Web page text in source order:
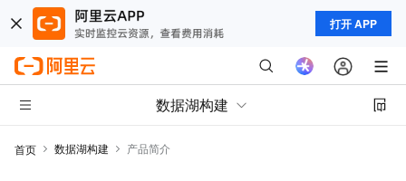
打开 APP
数据湖构建
首页 数据湖构建 产品简介